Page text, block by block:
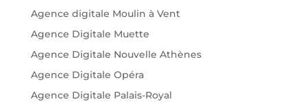
Agence digitale Moulin à Vent
Agence Digitale Muette
Agence Digitale Nouvelle Athènes
Agence Digitale Opéra
Agence Digitale Palais-Royal